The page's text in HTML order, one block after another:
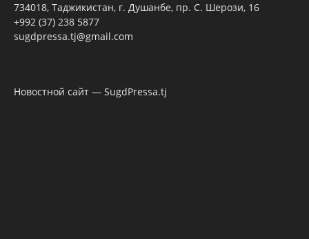
734018, Таджикистан, г. Душанбе, пр. С. Шерози, 16
+992 (37) 238 5877
sugdpressa.tj@gmail.com
Новостной сайт — SugdPressa.tj